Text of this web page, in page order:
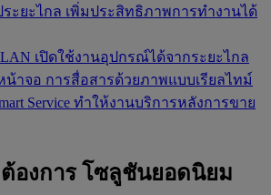
ะยะไกล เพิ่มประสิทธิภาพการทำงานได้
LAN เปิดใช้งานอุปกรณ์ได้จากระยะไกล
น้าจอ การสื่อสารด้วยภาพแบบเรียลไทม์
Service ทำให้งานบริการหลังการขาย
องการ โซลูชันยอดนิยม